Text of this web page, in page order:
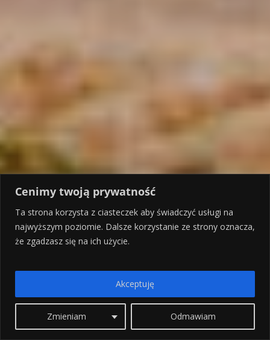
Cenimy twoją prywatność
Ta strona korzysta z ciasteczek aby świadczyć usługi na
najwyższym poziomie. Dalsze korzystanie ze strony oznacza,
że zgadzasz się na ich użycie.
Zmieniam Odmawiam
Akceptuję